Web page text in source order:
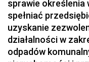
Dziennik
Kolejowego
Dziennik
Technologii
sprawie określenia
spełniać
uzyskanie
działalności w
odpadów